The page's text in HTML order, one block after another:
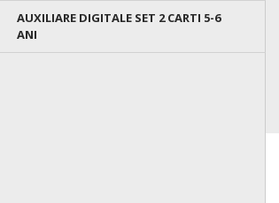
AUXILIARE DIGITALE SET 2 CARTI 5-6
ANI